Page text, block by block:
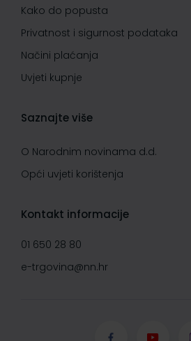
Kako do popusta
Privatnost i sigurnost podataka
Načini plaćanja
Uvjeti kupnje
Saznajte više
O Narodnim novinama d.d.
Opći uvjeti korištenja
Kontakt informacije
01 650 28 80
e-trgovina@nn.hr